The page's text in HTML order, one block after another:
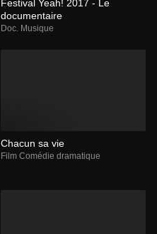
Festival Yeah! 2017 - Le
documentaire
Doc. Musique
Chacun sa vie
Film Comédie dramatique